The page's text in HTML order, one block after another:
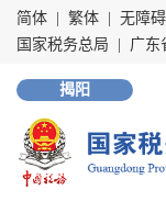
简体 繁体
无障
国家税务总局
广东
揭阳